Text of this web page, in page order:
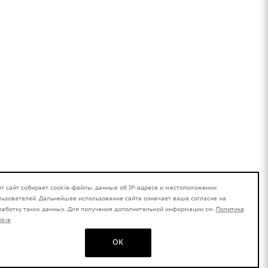
сайт собирает cookie-файлы, данные об IP-адресе и местоположении
Дальнейшее использование сайта означает ваше согласие на
таких данных. Для получения дополнительной информации см. Политика
OK